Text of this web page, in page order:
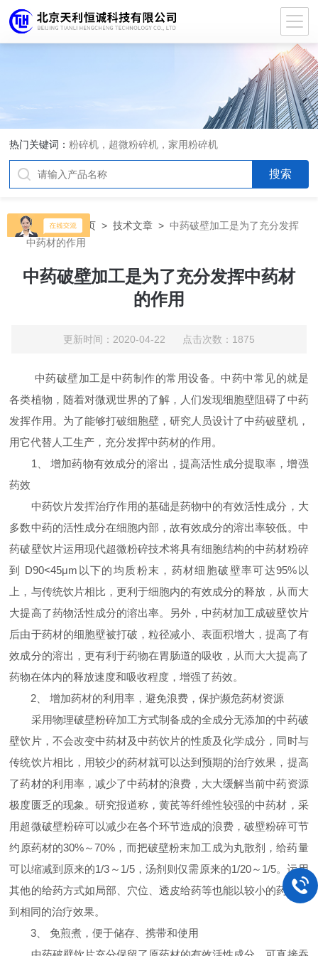
热门关键词：粉碎机，超微粉碎机，家用粉碎机
当前位置：首页 >技术文章 >中药破壁加工是为了充分发挥
中药材的作用
中药破壁加工是为了充分发挥中药材
的作用
更新时间：2020-04-22 点击次数：1875
中药破壁加工是中药制作的常用设备。中药中常见的就是
各类植物，随着对微观世界的了解，人们发现细胞壁阻碍了中药
发挥作用。为了能够打破细胞壁，研究人员设计了中药破壁机，
用它代替人工生产，充分发挥中药材的作用。
1、 增加药物有效成分的溶出，提高活性成分提取率，增强
药效
中药饮片发挥治疗作用的基础是药物中的有效活性成分，大
多数中药的活性成分在细胞内部，故有效成分的溶出率较低。中
药破壁饮片运用现代超微粉碎技术将具有细胞结构的中药材粉碎
到 D90<45μm以下的均质粉末，药材细胞破壁率可达95%以
上，与传统饮片相比，更利于细胞内的有效成分的释放，从而大
大提高了药物活性成分的溶出率。另外，中药材加工成破壁饮片
后由于药材的细胞壁被打破，粒径减小、表面积增大，提高了有
效成分的溶出，更有利于药物在胃肠道的吸收，从而大大提高了
药物在体内的释放速度和吸收程度，增强了药效。
2、 增加药材的利用率，避免浪费，保护濒危药材资源
采用物理破壁粉碎加工方式制备成的全成分无添加的中药破
壁饮片，不会改变中药材及中药饮片的性质及化学成分，同时与
传统饮片相比，用较少的药材就可以达到预期的治疗效果，提高
了药材的利用率，减少了中药材的浪费，大大缓解当前中药资源
极度匮乏的现象。研究报道称，黄芪等纤维性较强的中药材，采
用超微破壁粉碎可以减少在各个环节造成的浪费，破壁粉碎可节
约原药材的30%～70%，而把破壁粉末加工成为丸散剂，给药量
可以缩减到原来的1/3～1/5，汤剂则仅需原来的1/20～1/5。运用
其他的给药方式如局部、穴位、透皮给药等也能以较小的药量达
到相同的治疗效果。
3、 免煎煮，便于储存、携带和使用